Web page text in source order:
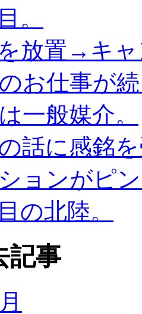
。
放置→キ
お仕事が
一般媒介。
話に感銘
ョンがピ
の北陸。
記事